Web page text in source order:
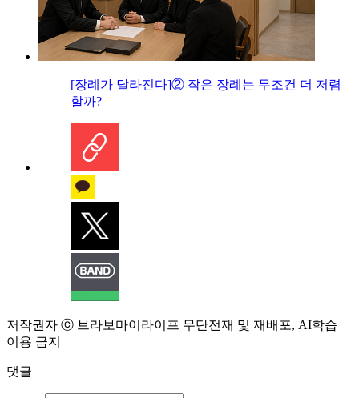
[장례가 달라진다]② 작은 장례는 무조건 더 저렴
할까?
저작권자 ⓒ 브라보마이라이프 무단전재 및 재배포, AI학습
이용 금지
댓글